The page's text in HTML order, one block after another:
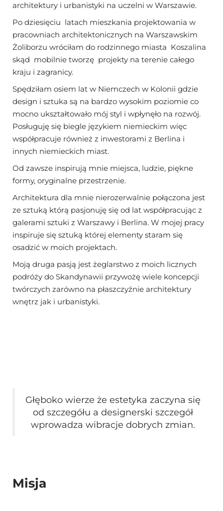
architektury i urbanistyki na uczelni w Warszawie.
Po dziesięciu latach mieszkania projektowania w
pracowniach architektonicznych na Warszawskim
Żoliborzu wróciłam do rodzinnego miasta Koszalina
skąd mobilnie tworzę projekty na terenie całego
kraju i zagranicy.
Spędziłam osiem lat w Niemczech w Kolonii gdzie
design i sztuka są na bardzo wysokim poziomie co
mocno ukształtowało mój styl i wpłynęło na rozwój.
Posługuję się biegle językiem niemieckim więc
współpracuje również z inwestorami z Berlina i
innych niemieckich miast.
Od zawsze inspirują mnie miejsca, ludzie, piękne
formy, oryginalne przestrzenie.
Architektura dla mnie nierozerwalnie połączona jest
ze sztuką którą pasjonuję się od lat współpracując z
galerami sztuki z Warszawy i Berlina. W mojej pracy
inspiruje się sztuką której elementy staram się
osadzić w moich projektach.
Moją druga pasją jest żeglarstwo z moich licznych
podróży do Skandynawii przywożę wiele koncepcji
twórczych zarówno na płaszczyźnie architektury
wnętrz jak i urbanistyki.
Głęboko wierze że estetyka zaczyna się
od szczegółu a designerski szczegół
wprowadza wibracje dobrych zmian.
Misja